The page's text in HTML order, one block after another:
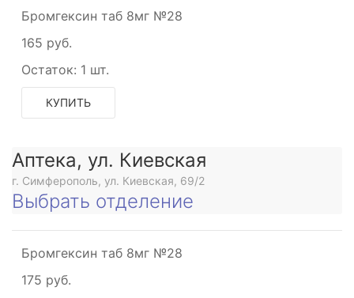
Бромгексин таб 8мг №28
165 руб.
Остаток: 1 шт.
КУПИТЬ
Аптека, ул. Киевская
г. Симферополь, ул. Киевская, 69/2
Выбрать отделение
Бромгексин таб 8мг №28
175 руб.